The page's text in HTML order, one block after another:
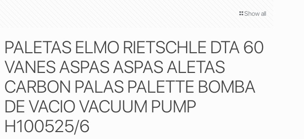
Show all
PALETAS ELMO RIETSCHLE DTA 60
VANES ASPAS ASPAS ALETAS
CARBON PALAS PALETTE BOMBA
DE VACIO VACUUM PUMP
H100525/6